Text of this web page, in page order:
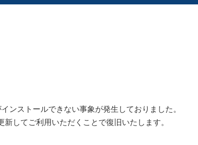
ンストールできない事象が発生しておりました。
してご利用いただくことで復旧いたします。